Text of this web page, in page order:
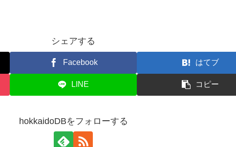
シェアする
Facebook はてブ
LINE コピー
hokkaidoDBをフォローする